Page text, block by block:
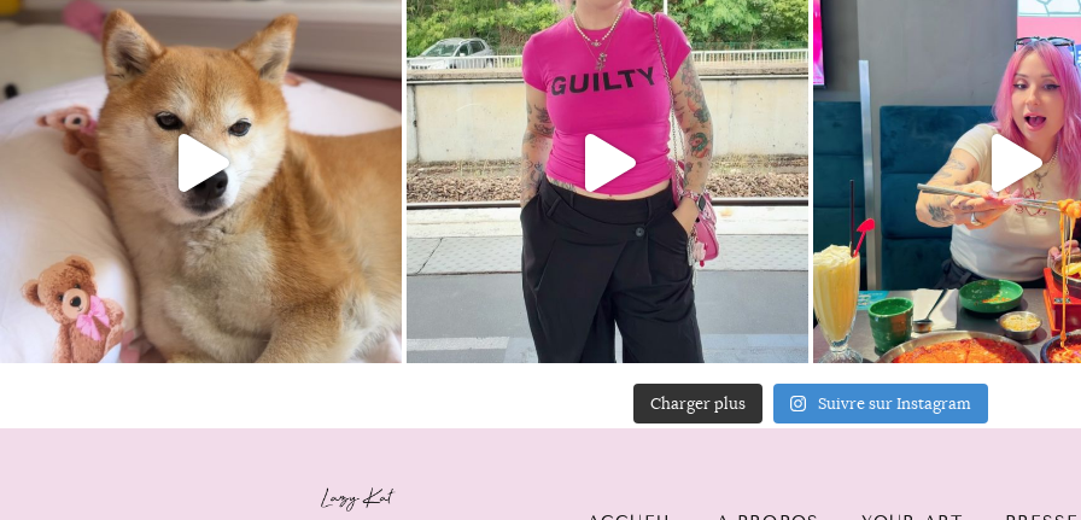
Charger plus Suivre sur Instagram